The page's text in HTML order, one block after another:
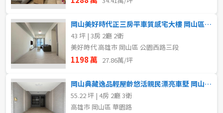
岡山美好時代正三房平車質感宅大樓 岡山區買賣房
43 坪 | 3房 2廳 2衛
美好時代 高雄市 岡山區 公園西路三段
1198 萬 27.86萬/坪
岡山典藏逸品輕屋齡悠活親民漂亮車墅 岡山區買賣房
55.22 坪 | 4房 2廳 3衛
高雄市 岡山區 華園路